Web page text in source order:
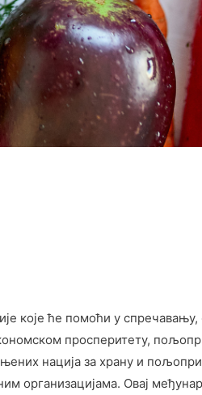
које ће помоћи у спречавању,
просперитету,
нација за храну и
организацијама. Овај